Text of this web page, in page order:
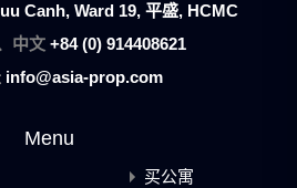
Canh, Ward 19, 平盛, HCMC
中文 +84 (0) 914408621
info@asia-prop.com
Menu
买公寓